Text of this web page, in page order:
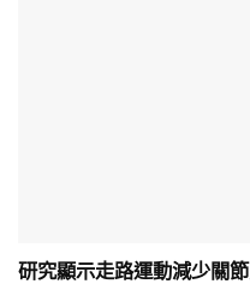
研究顯示走路運動減少關